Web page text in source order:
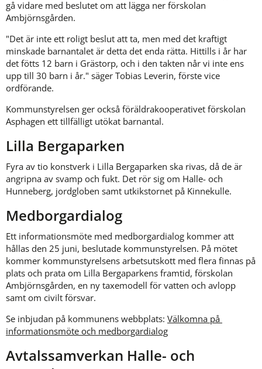
gå vidare med beslutet om att lägga ner förskolan
Ambjörnsgården.
"Det är inte ett roligt beslut att ta, men med det kraftigt
minskade barnantalet är detta det enda rätta. Hittills i år har
det fötts 12 barn i Grästorp, och i den takten når vi inte ens
upp till 30 barn i år." säger Tobias Leverin, förste vice
ordförande.
Kommunstyrelsen ger också föräldrakooperativet förskolan
Asphagen ett tillfälligt utökat barnantal.
Lilla Bergaparken
Fyra av tio konstverk i Lilla Bergaparken ska rivas, då de är
angripna av svamp och fukt. Det rör sig om Halle- och
Hunneberg, jordgloben samt utkikstornet på Kinnekulle.
Medborgardialog
Ett informationsmöte med medborgardialog kommer att
hållas den 25 juni, beslutade kommunstyrelsen. På mötet
kommer kommunstyrelsens arbetsutskott med flera finnas på
plats och prata om Lilla Bergaparkens framtid, förskolan
Ambjörnsgården, en ny taxemodell för vatten och avlopp
samt om civilt försvar.
Se inbjudan på kommunens webbplats: Välkomna på
informationsmöte och medborgardialog
Avtalssamverkan Halle- och